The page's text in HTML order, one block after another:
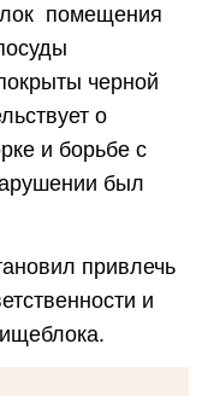
помещения
черной
о
и борьбе с
был
привлечь
и